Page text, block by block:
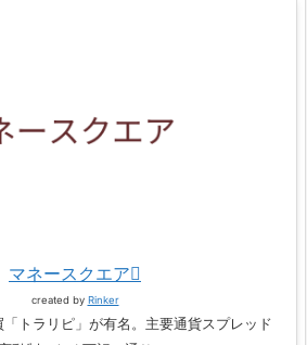
マネースクエア
created by Rinker
トラリピ」が有名。主要通貨スプレッド